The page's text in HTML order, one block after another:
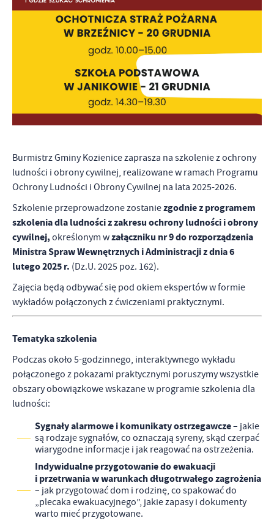
Burmistrz Gminy Kozienice zaprasza na szkolenie z ochrony
ludności i obrony cywilnej, realizowane w ramach Programu
Ochrony Ludności i Obrony Cywilnej na lata 2025-2026.
Szkolenie przeprowadzone zostaniezgodnie z programem
szkolenia dla ludności z zakresu ochrony ludności i obrony
cywilnej, określonym wzałączniku nr 9 do rozporządzenia
Ministra Spraw Wewnętrznych i Administracji z dnia 6
lutego 2025 r. (Dz.U. 2025 poz. 162).
Zajęcia będą odbywać się pod okiem ekspertów w formie
wykładów połączonych z ćwiczeniami praktycznymi.
Tematyka szkolenia
Podczas około 5-godzinnego, interaktywnego wykładu
połączonego z pokazami praktycznymi poruszymy wszystkie
obszary obowiązkowe wskazane w programie szkolenia dla
ludności:
Sygnały alarmowe i komunikaty ostrzegawcze– jakie
są rodzaje sygnałów, co oznaczają syreny, skąd czerpać
wiarygodne informacje i jak reagować na ostrzeżenia.
Indywidualne przygotowanie do ewakuacji
i przetrwania w warunkach długotrwałego zagrożenia
– jak przygotować dom i rodzinę, co spakować do
„plecaka ewakuacyjnego”, jakie zapasy i dokumenty
warto mieć przygotowane.
firm będących naszymi partnerami oraz innych dostawców usług.
Firmy te działają w charakterze pośredników prezentujących nasze
treści w postaci wiadomości, ofert, komunikatów mediów